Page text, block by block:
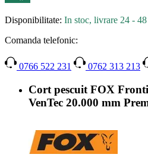
Disponibilitate: In stoc, livrare 24 -
Comanda telefonic:
0766 522 231 0762 313 213
Cort pescuit FOX
VenTec 20.000 mm